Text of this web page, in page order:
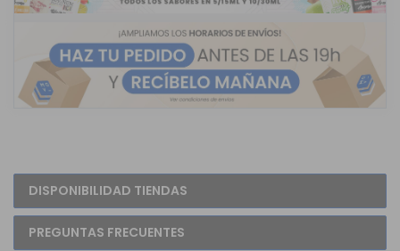
DISPONIBILIDAD TIENDAS
PREGUNTAS FRECUENTES